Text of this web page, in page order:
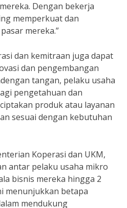
Dengan bekerja
memperkuat dan
mereka.”
dan kemitraan juga dapat
dan pengembangan
tangan, pelaku usaha
pengetahuan dan
produk atau layanan
sesuai dengan kebutuhan
Koperasi dan UKM,
antar pelaku usaha mikro
bisnis mereka hingga 2
menunjukkan betapa
mendukung